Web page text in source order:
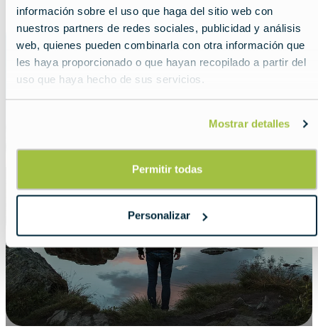
información sobre el uso que haga del sitio web con
nuestros partners de redes sociales, publicidad y análisis
web, quienes pueden combinarla con otra información que
les haya proporcionado o que hayan recopilado a partir del
uso que haya hecho de sus servicios.
Mostrar detalles
Permitir todas
Personalizar
Suiza